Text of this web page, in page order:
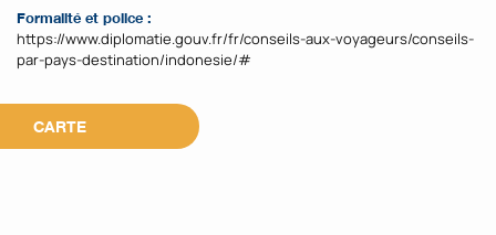
Formalité et police :
https://www.diplomatie.gouv.fr/fr/conseils-aux-voyageurs/conseils-
par-pays-destination/indonesie/#
CARTE